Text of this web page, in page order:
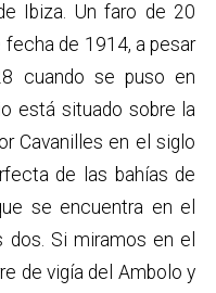
Ibiza. Un faro de 20
de 1914, a pesar
cuando se puso en
está situado sobre la
Cavanilles en el siglo
de las bahías de
se encuentra en el
Si miramos en el
de vigía del Ambolo y